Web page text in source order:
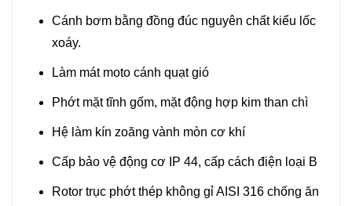
Cánh bơm bằng đồng đúc nguyên chất kiểu lốc
xoáy.
Làm mát moto cánh quạt gió
Phớt mặt tĩnh gốm, mặt động hợp kim than chì
Hệ làm kín zoăng vành mòn cơ khí
Cấp bảo vệ động cơ IP 44, cấp cách điện loại B
Rotor trục phớt thép không gỉ AISI 316 chống ăn